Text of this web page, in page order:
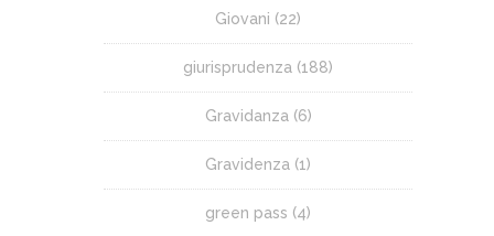
Giovani (22)
giurisprudenza (188)
Gravidanza (6)
Gravidenza (1)
green pass (4)